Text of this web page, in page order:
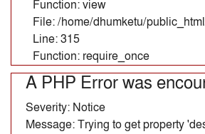
Function: view
File: /home/dhumketu/
Line: 315
Function: require_once
A PHP Error was
Severity: Notice
Message: Trying to get property